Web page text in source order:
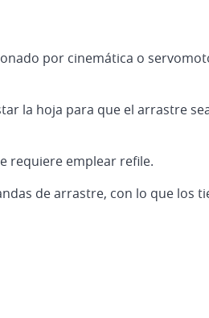
por cinemática o
la hoja para que el arrastre
requiere emplear refile.
de arrastre, con lo que los